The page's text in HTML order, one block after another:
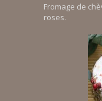
Fromage de
roses.